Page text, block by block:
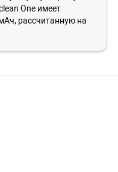
One имеет
рассчитанную на